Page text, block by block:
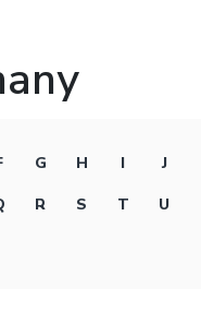
G H I
J
R S T
U